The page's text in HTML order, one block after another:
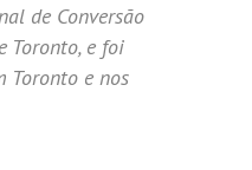
de Conversão
Toronto, e foi
Toronto e nos